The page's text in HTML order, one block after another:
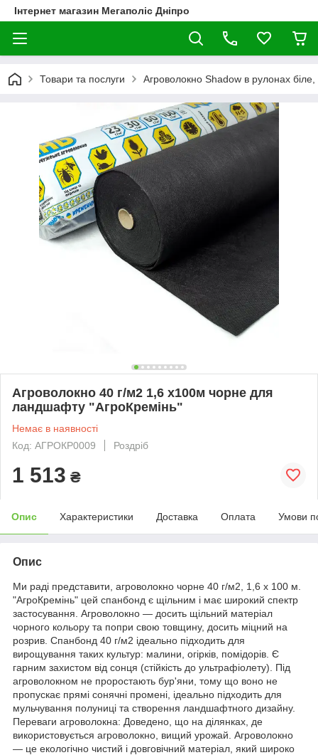
Інтернет магазин Мегаполіс Дніпро
Товари та послуги Агроволокно Shadow в рулонах
Агроволокно 40 г/м2 1,6 х100м чорне для
ландшафту "АгроКремінь"
Немає в наявності
Код: АГРОКР0009
Роздріб
1 513 ₴
Опис Характеристики Доставка Оплата Умови
Опис
Ми раді представити, агроволокно чорне 40 г/м2, 1,6 х 100 м.
"АгроКремінь" цей спанбонд є щільним і має широкий спектр
застосування. Агроволокно — досить щільний матеріал
чорного кольору та попри свою товщину, досить міцний на
розрив. Спанбонд 40 г/м2 ідеально підходить для
вирощування таких культур: малини, огірків, помідорів. Є
гарним захистом від сонця (стійкість до ультрафіолету). Під
агроволокном не проростають бур'яни, тому що воно не
пропускає прямі сонячні промені, ідеально підходить для
мульчування полуниці та створення ландшафтного дизайну.
Переваги агроволокна: Доведено, що на ділянках, де
використовується агроволокно, вищий урожай. Агроволокно
— це екологічно чистий і довговічний матеріал, який широко